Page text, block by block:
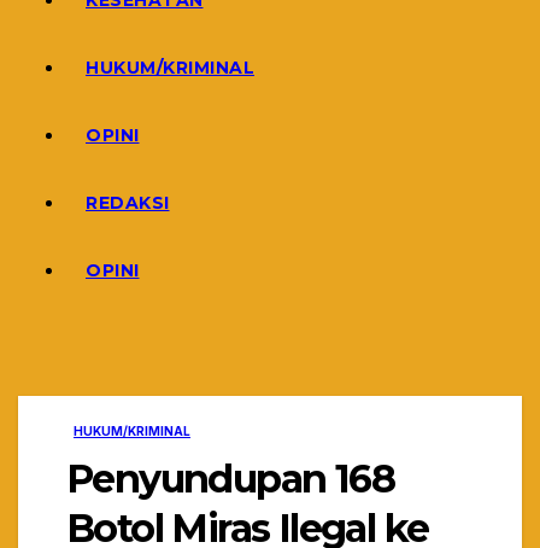
HUKUM/KRIMINAL
OPINI
REDAKSI
OPINI
HUKUM/KRIMINAL
Penyundupan 168
Botol Miras Ilegal ke